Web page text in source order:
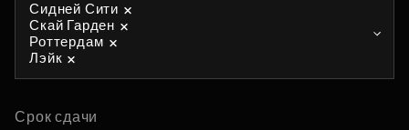
Сидней Сити
Скай Гарден
Роттердам
Лэйк
Срок сдачи